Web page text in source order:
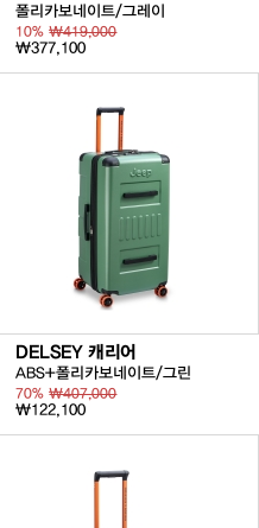
폴리카보네이트/그레이
10%₩419,000
₩377,100
DELSEY 캐리어
ABS+폴리카보네이트/그린
70%₩407,000
₩122,100